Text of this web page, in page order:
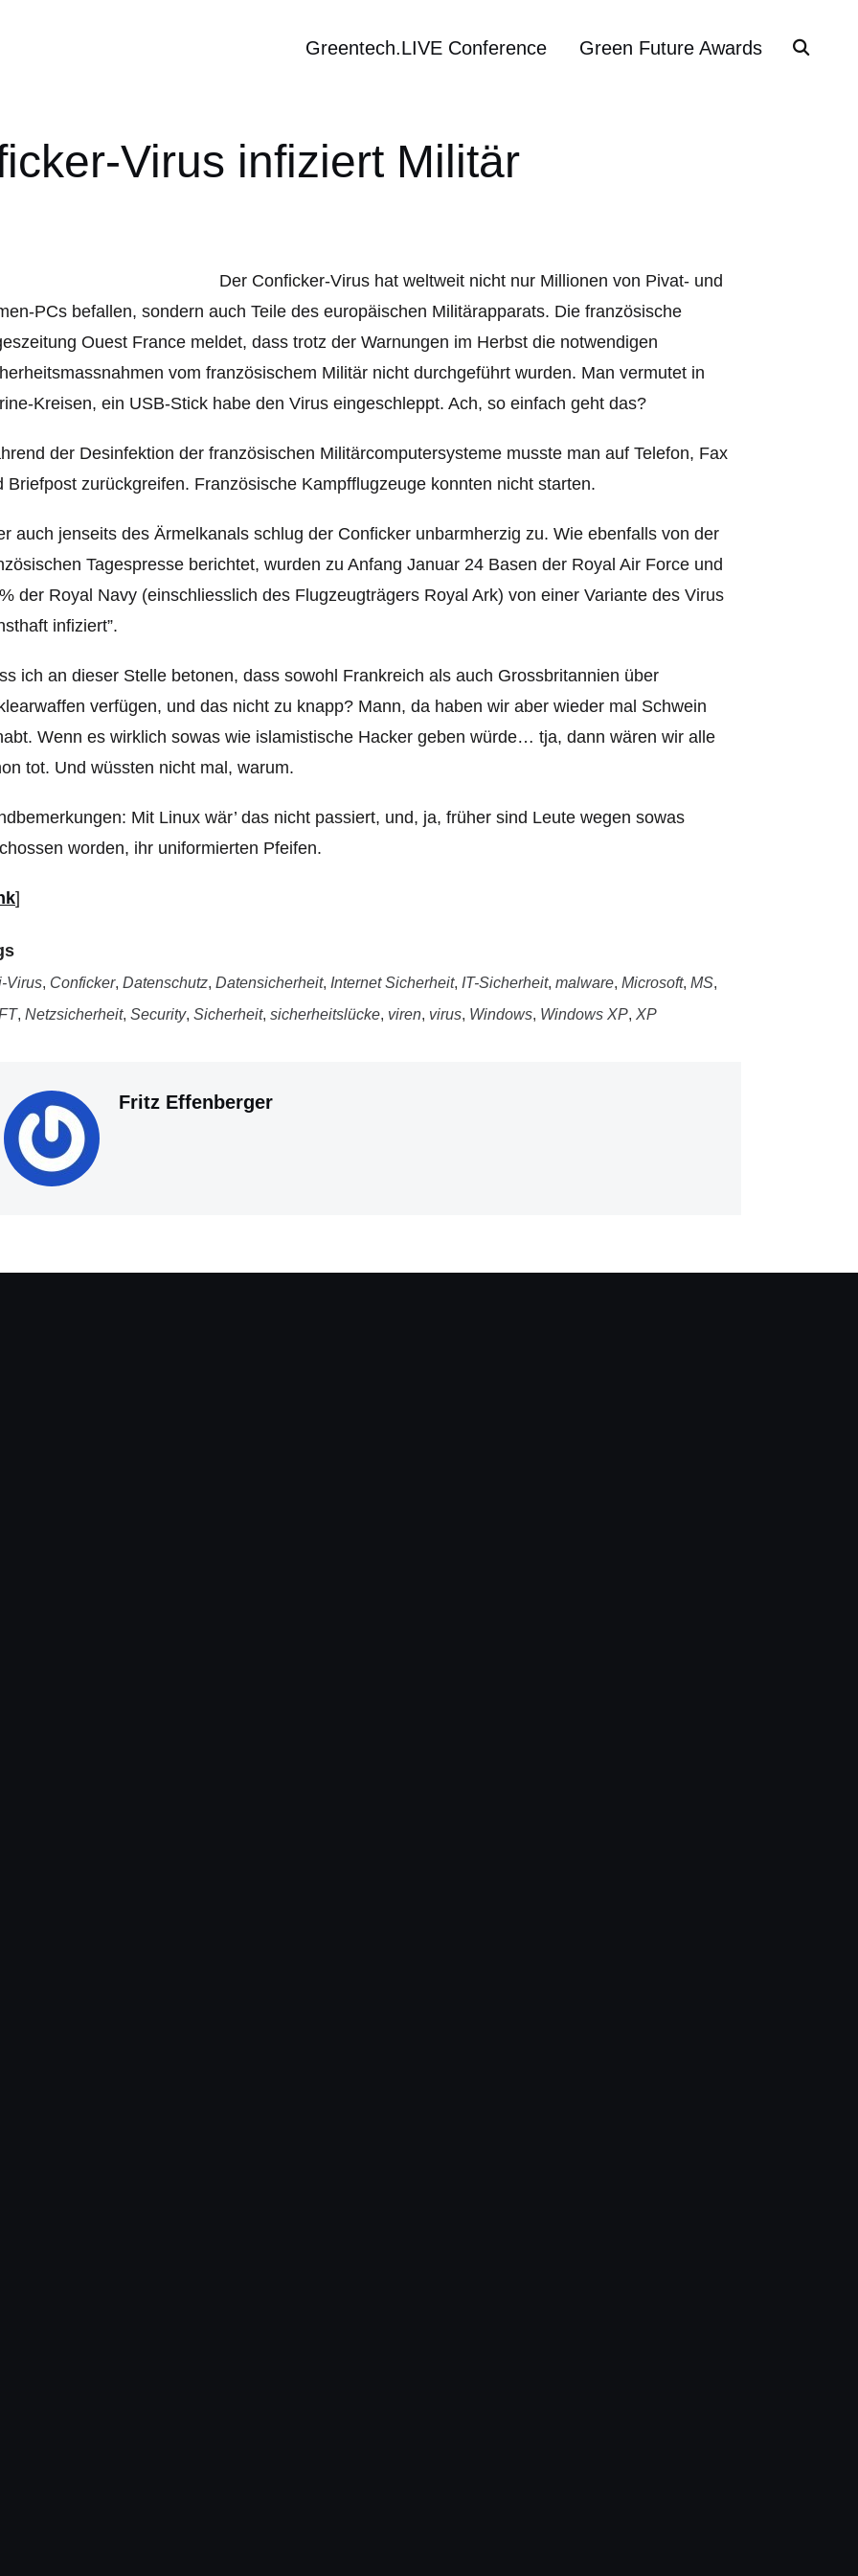
Greentech.LIVE Conference Green Future Awards
Virus infiziert Militär
Der Conficker-Virus hat weltweit nicht nur Millionen von Pivat- und
PCs befallen, sondern auch Teile des europäischen Militärapparats. Die französische
Ouest France meldet, dass trotz der Warnungen im Herbst die notwendigen
vom französischem Militär nicht durchgeführt wurden. Man vermutet in
Kreisen, ein USB-Stick habe den Virus eingeschleppt. Ach, so einfach geht das?
der Desinfektion der französischen Militärcomputersysteme musste man auf Telefon, Fax
Briefpost zurückgreifen. Französische Kampfflugzeuge konnten nicht starten.
auch jenseits des Ärmelkanals schlug der Conficker unbarmherzig zu. Wie ebenfalls von der
Tagespresse berichtet, wurden zu Anfang Januar 24 Basen der Royal Air Force und
der Royal Navy (einschliesslich des Flugzeugträgers Royal Ark) von einer Variante des Virus
infiziert”.
ich an dieser Stelle betonen, dass sowohl Frankreich als auch Grossbritannien über
verfügen, und das nicht zu knapp? Mann, da haben wir aber wieder mal Schwein
Wenn es wirklich sowas wie islamistische Hacker geben würde… tja, dann wären wir alle
tot. Und wüssten nicht mal, warum.
Mit Linux wär’ das nicht passiert, und, ja, früher sind Leute wegen sowas
worden, ihr uniformierten Pfeifen.
]
Virus, Conficker, Datenschutz, Datensicherheit, Internet Sicherheit, IT-Sicherheit, malware, Microsoft, MS,
, Netzsicherheit, Security, Sicherheit, sicherheitslücke, viren, virus, Windows, Windows XP, XP
Fritz Effenberger